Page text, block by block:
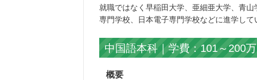
就職ではなく早稲田大学、亜細亜大学、青
専門学校、日本電子専門学校などに進学して
中国語本科｜学費：101～200万
概要